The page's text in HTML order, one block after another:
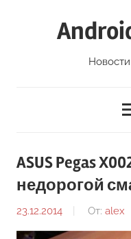
ASUS Pegas
недорогой
23.12.2014 От: alex